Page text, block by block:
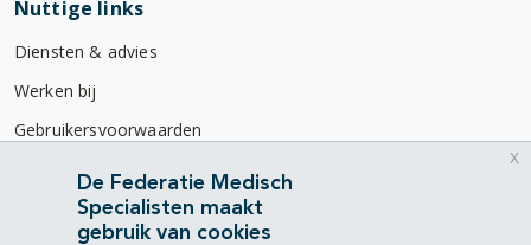
Nuttige links
Diensten & advies
Werken bij
Gebruikersvoorwaarden
Privacyverklaring
Contact
De Federatie Medisch
Specialisten maakt
gebruik van cookies
x